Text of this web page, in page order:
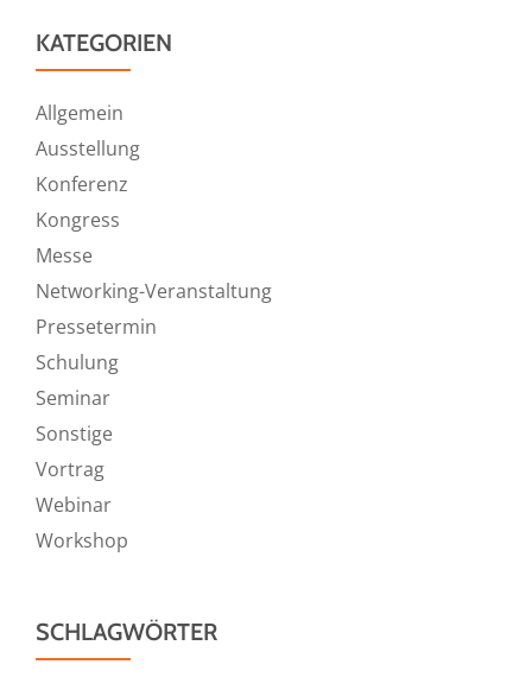
KATEGORIEN
Allgemein
Ausstellung
Konferenz
Kongress
Messe
Networking-Veranstaltung
Pressetermin
Schulung
Seminar
Sonstige
Vortrag
Webinar
Workshop
SCHLAGWÖRTER